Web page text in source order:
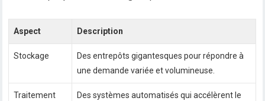
Aspect Description
Stockage
Des entrepôts gigantesques pour répondre à
une demande variée et volumineuse.
Traitement
Des systèmes automatisés qui accélèrent le